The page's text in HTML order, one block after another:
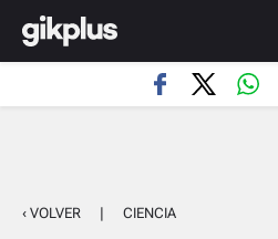
‹ VOLVER | CIENCIA